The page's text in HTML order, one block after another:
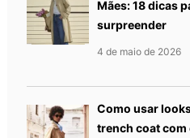
Mães: 18 dicas
surpreender
Publicado em
4 de maio de 2026
Como usar
trench coat com